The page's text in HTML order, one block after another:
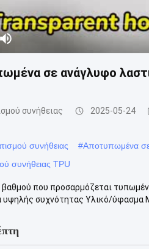
σε ανάγλυφο
συνήθειας 2025-05-24
συνήθειας #Αποτυπωμένα σε
συνήθειας TPU
που προσαρμόζεται
συχνότητας Υλικό/ύφασμα